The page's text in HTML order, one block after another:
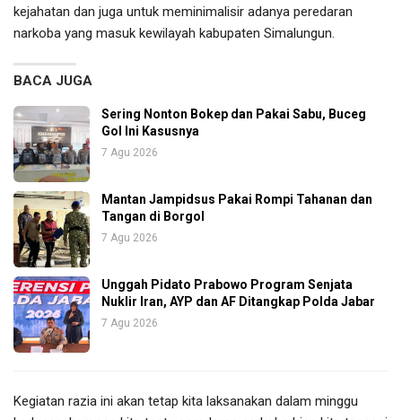
kejahatan dan juga untuk meminimalisir adanya peredaran
narkoba yang masuk kewilayah kabupaten Simalungun.
BACA JUGA
Sering Nonton Bokep dan Pakai Sabu, Buceg
Gol Ini Kasusnya
7 Agu 2026
Mantan Jampidsus Pakai Rompi Tahanan dan
Tangan di Borgol
7 Agu 2026
Unggah Pidato Prabowo Program Senjata
Nuklir Iran, AYP dan AF Ditangkap Polda Jabar
7 Agu 2026
Kegiatan razia ini akan tetap kita laksanakan dalam minggu